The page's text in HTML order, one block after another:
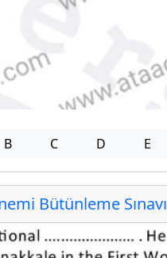
B C D E
Bütünleme Sınavı